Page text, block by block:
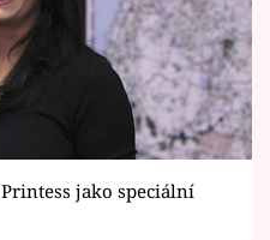
Vary
jako speciální